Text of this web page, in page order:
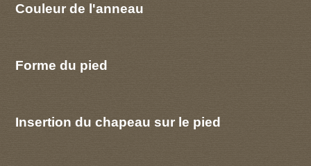
Couleur de l'anneau
Forme du pied
Insertion du chapeau sur le pied